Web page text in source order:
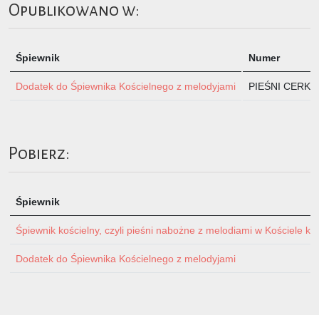
Opublikowano w:
Śpiewnik Numer
Dodatek do Śpiewnika Kościelnego z melodyjami PIEŚNI
Pobierz:
Śpiewnik
Śpiewnik kościelny, czyli pieśni nabożne z melodiami w Kościele
Dodatek do Śpiewnika Kościelnego z melodyjami